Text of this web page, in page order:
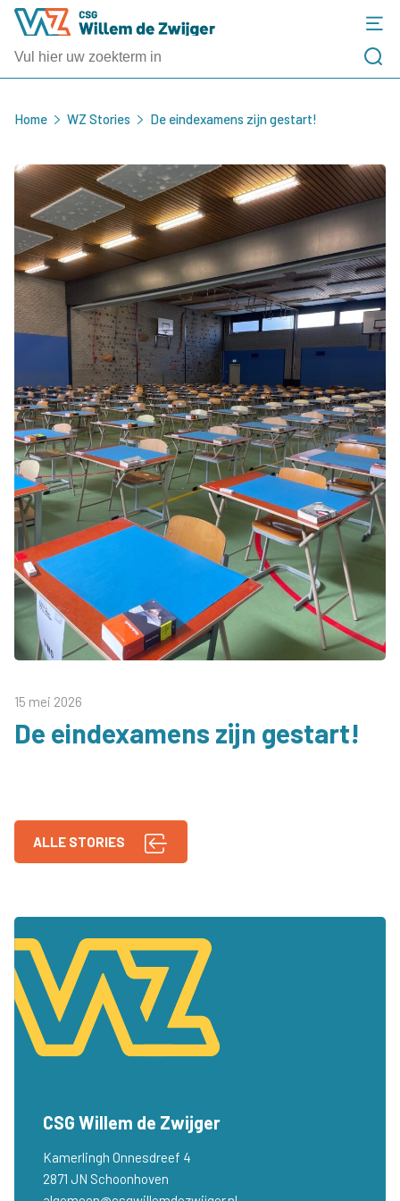
Home WZ Stories De eindexamens zijn gestart!
15 mei 2026
De eindexamens zijn gestart!
ALLE STORIES
CSG Willem de Zwijger
Kamerlingh Onnesdreef 4
2871 JN Schoonhoven